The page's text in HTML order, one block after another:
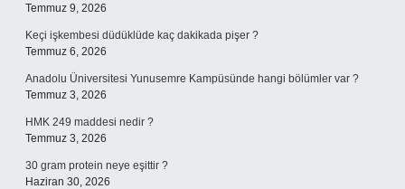
Temmuz 9, 2026
Keçi işkembesi düdüklüde kaç dakikada pişer ?
Temmuz 6, 2026
Anadolu Üniversitesi Yunusemre Kampüsünde hangi bölümler var ?
Temmuz 3, 2026
HMK 249 maddesi nedir ?
Temmuz 3, 2026
30 gram protein neye eşittir ?
Haziran 30, 2026